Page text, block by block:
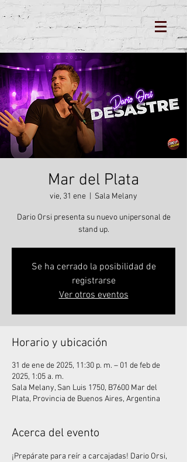
Mar del Plata
vie, 31 ene Sala Melany
Dario Orsi presenta su nuevo unipersonal de
stand up.
Se ha cerrado la posibilidad de
registrarse
Ver otros eventos
Horario y ubicación
31 de ene de 2025, 11:30 p. m. – 01 de feb de
2025, 1:05 a. m.
Sala Melany, San Luis 1750, B7600 Mar del
Plata, Provincia de Buenos Aires, Argentina
Acerca del evento
¡Prepárate para reír a carcajadas! Dario Orsi,